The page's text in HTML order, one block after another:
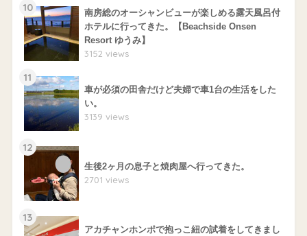
10
南房総のオーシャンビューが楽しめる露天風呂付
ホテルに行ってきた。【Beachside Onsen
Resort ゆうみ】
3152 views
11
車が必須の田舎だけど夫婦で車1台の生活をした
い。
3139 views
12
生後2ヶ月の息子と焼肉屋へ行ってきた。
2701 views
13
アカチャンホンポで抱っこ紐の試着をしてきまし